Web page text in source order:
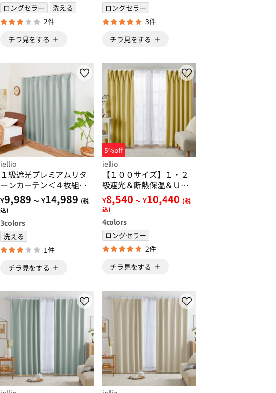
ロングセラー
洗える
2件
チラ見をする
ロングセラー
3件
チラ見をする
iellio
１級遮光プレミアムリタ
ーンカーテン＜４枚組・
遮光１級・無地・洗え
る・形状記憶加工・新生
活・イージーオーダー＞
¥9,989 ～ ¥14,989 (税
込)
3colors
洗える
1件
チラ見をする
5%off
iellio
【１００サイズ】１・２
級遮光＆断熱保温＆ＵＶ
見えにくいレース付カー
テンセット＜イージーオ
ーダー・無地・新生活・
イエロー＞
¥8,540 ～ ¥10,440 (税
込)
4colors
ロングセラー
2件
チラ見をする